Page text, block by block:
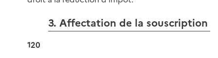
3. Affectation de la souscription
120